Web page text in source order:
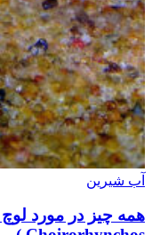
آب شیرین